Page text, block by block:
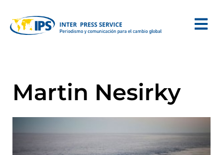
Martin Nesirky